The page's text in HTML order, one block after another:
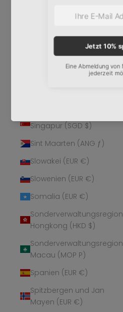
Schweiz (CHF CHF)
Senegal (XOF Fr)
Serbien (RSD РСД)
Seychellen (EUR €)
Singapur (SGD $)
Sint Maarten (ANG ƒ)
Slowakei (EUR €)
Slowenien (EUR €)
Somalia (EUR €)
Sonderverwaltungsregion
Hongkong (HKD $)
Sonderverwaltungsregion
Macau (MOP P)
Spanien (EUR €)
Spitzbergen und Jan
Mayen (EUR €)